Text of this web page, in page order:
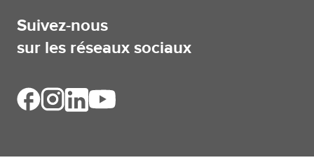
Suivez-nous
sur les réseaux sociaux